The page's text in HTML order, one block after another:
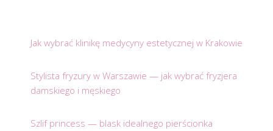
Jak wybrać klinikę medycyny estetycznej w Krakowie
Stylista fryzury w Warszawie — jak wybrać fryzjera
damskiego i męskiego
Szlif princess — blask idealnego pierścionka